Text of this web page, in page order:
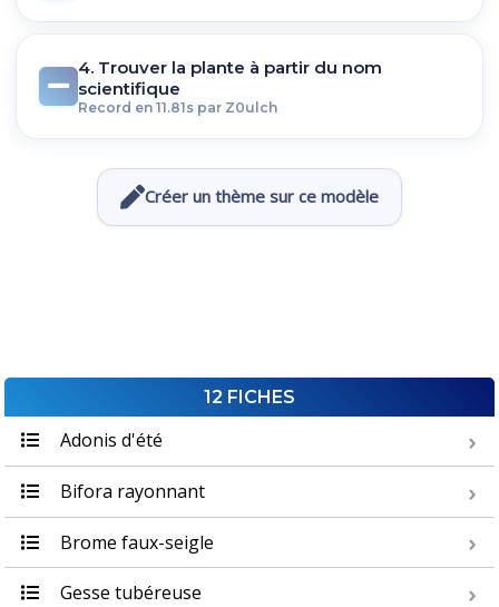
4. Trouver la plante à partir du nom
scientifique
Record en 11.81s par Z0ulch
Créer un thème sur ce modèle
12 FICHES
Adonis d'été
Bifora rayonnant
Brome faux-seigle
Gesse tubéreuse